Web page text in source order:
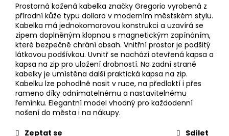
Prostorná kožená kabelka značky Gregorio vyrobená z
přírodní kůže typu dollaro v moderním městském stylu.
Kabelka má jednokomorovou konstrukci a uzavírá se
zipem doplněným klopnou s magnetickým zapínáním,
které bezpečně chrání obsah. Vnitřní prostor je podšitý
látkovou podšívkou. Uvnitř se nachází otevřená kapsa a
kapsa na zip pro uložení drobností. Na zadní straně
kabelky je umístěna další praktická kapsa na zip.
Kabelku lze pohodlně nosit v ruce, na předloktí i přes
rameno díky odnímatelnému a nastavitelnému
řemínku. Elegantní model vhodný pro každodenní
nošení do města i na nákupy.
Zeptat se
Sdílet